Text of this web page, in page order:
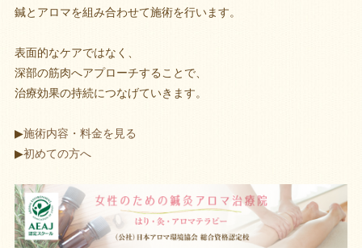
鍼とアロマを組み合わせて施術を行います。
表面的なケアではなく、
深部の筋肉へアプローチすることで、
治療効果の持続につなげていきます。
▶施術内容・料金を見る
▶初めての方へ